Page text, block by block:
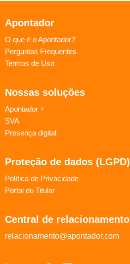
Apontador
O que é o Apontador?
Perguntas Frequentes
Termos de Uso
Nossas soluções
Apontador +
SVA
Presença digital
Proteção de dados (LGPD)
Política de Privacidade
Portal do Titular
Central de relacionamento
relacionamento@apontador.com